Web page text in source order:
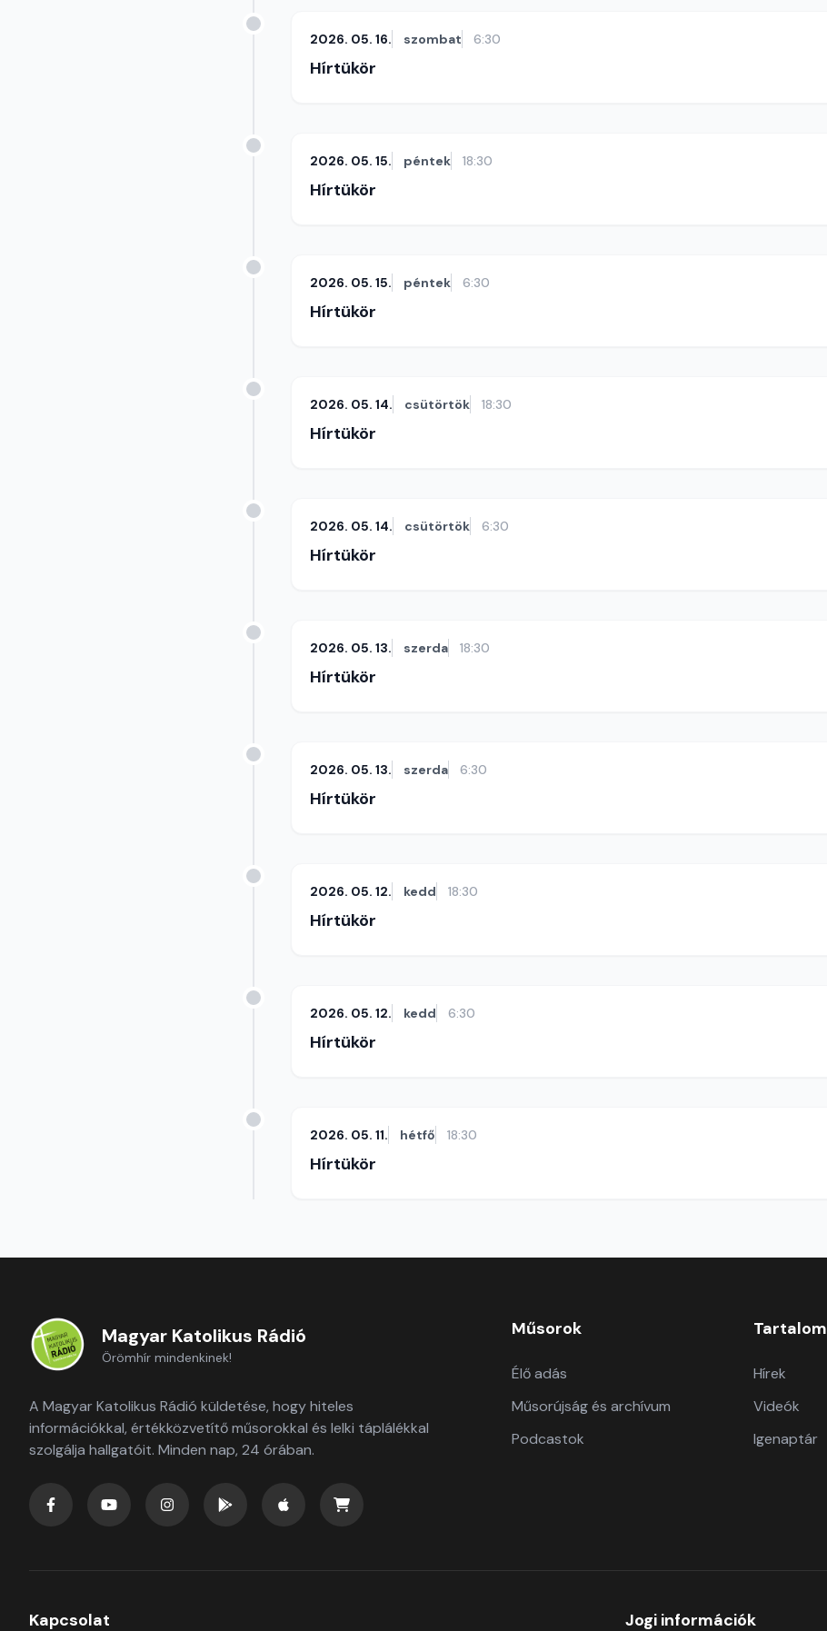
2026. 05. 16. szombat 6:30
Hírtükör
2026. 05. 15. péntek 18:30
Hírtükör
2026. 05. 15. péntek 6:30
Hírtükör
2026. 05. 14. csütörtök 18:30
Hírtükör
2026. 05. 14. csütörtök 6:30
Hírtükör
2026. 05. 13. szerda 18:30
Hírtükör
2026. 05. 13. szerda 6:30
Hírtükör
2026. 05. 12. kedd 18:30
Hírtükör
2026. 05. 12. kedd 6:30
Hírtükör
2026. 05. 11. hétfő 18:30
Hírtükör
Magyar Katolikus Rádió
Örömhír mindenkinek!
A Magyar Katolikus Rádió küldetése, hogy hiteles
információkkal, értékközvetítő műsorokkal és lelki táplálékkal
szolgálja hallgatóit. Minden nap, 24 órában.
Műsorok
Élő adás
Műsorújság és archívum
Podcastok
Tartalom
Hírek
Videók
Igenaptár
Kapcsolat Jogi információk